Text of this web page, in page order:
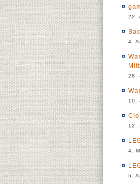
22.
4.
28.
10.
12.
4.
5.